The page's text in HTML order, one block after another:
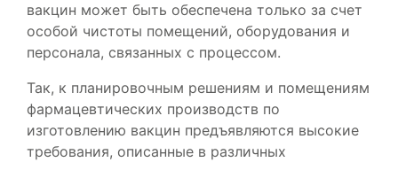
вакцин может быть обеспечена только за счет
особой чистоты помещений, оборудования и
персонала, связанных с процессом.
Так, к планировочным решениям и помещениям
фармацевтических производств по
изготовлению вакцин предъявляются высокие
требования, описанные в различных